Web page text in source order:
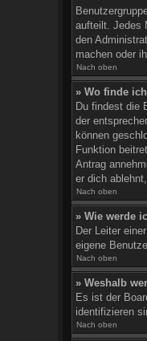
aufteilt. Jedes
den
machen oder
Nach oben
» Wo finde
Du findest die
der
können
Funktion
Antrag
er dich
Nach oben
» Wie werde
Der Leiter
eigene
Nach oben
» Weshalb
Es ist der
identifizieren
Nach oben